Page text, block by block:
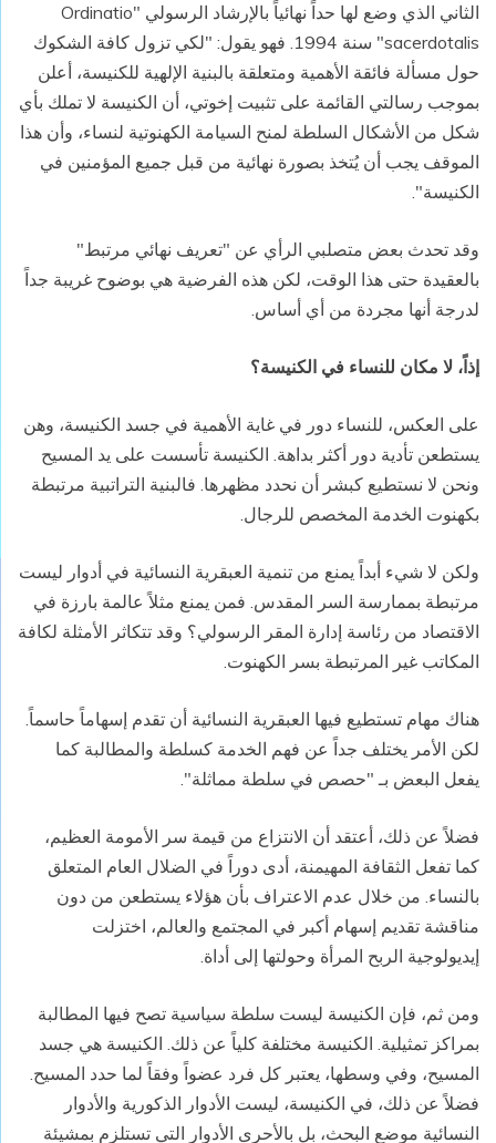
الثاني الذي وضع لها حداً نهائياً بالإرشاد الرسولي "Ordinatio
sacerdotalis
" سنة 1994. فهو يقول: "لكي تزول كافة الشكوك
حول مسألة فائقة الأهمية ومتعلقة بالبنية الإلهية للكنيسة، أعلن
بموجب رسالتي القائمة على تثبيت إخوتي، أن الكنيسة لا تملك بأي
شكل من الأشكال السلطة لمنح السيامة الكهنوتية لنساء، وأن هذا
الموقف يجب أن يُتخذ بصورة نهائية من قبل جميع المؤمنين في
الكنيسة".
وقد تحدث بعض متصلبي الرأي عن "تعريف نهائي مرتبط"
بالعقيدة حتى هذا الوقت، لكن هذه الفرضية هي بوضوح غريبة جداً
لدرجة أنها مجردة من أي أساس.
إذاً، لا مكان للنساء في الكنيسة؟
على العكس، للنساء دور في غاية الأهمية في جسد الكنيسة، وهن
يستطعن تأدية دور أكثر بداهة. الكنيسة تأسست على يد المسيح
ونحن لا نستطيع كبشر أن نحدد مظهرها. فالبنية التراتبية مرتبطة
بكهنوت الخدمة المخصص للرجال.
ولكن لا شيء أبداً يمنع من تنمية العبقرية النسائية في أدوار ليست
مرتبطة بممارسة السر المقدس. فمن يمنع مثلاً عالمة بارزة في
الاقتصاد من رئاسة إدارة المقر الرسولي؟ وقد تتكاثر الأمثلة لكافة
المكاتب غير المرتبطة بسر الكهنوت.
هناك مهام تستطيع فيها العبقرية النسائية أن تقدم إسهاماً حاسماً.
لكن الأمر يختلف جداً عن فهم الخدمة كسلطة والمطالبة كما
يفعل البعض بـ "حصص في سلطة مماثلة".
فضلاً عن ذلك، أعتقد أن الانتزاع من قيمة سر الأمومة العظيم،
كما تفعل الثقافة المهيمنة، أدى دوراً في الضلال العام المتعلق
بالنساء. من خلال عدم الاعتراف بأن هؤلاء يستطعن من دون
مناقشة تقديم إسهام أكبر في المجتمع والعالم، اختزلت
إيديولوجية الربح المرأة وحولتها إلى أداة.
ومن ثم، فإن الكنيسة ليست سلطة سياسية تصح فيها المطالبة
بمراكز تمثيلية. الكنيسة مختلفة كلياً عن ذلك. الكنيسة هي جسد
المسيح، وفي وسطها، يعتبر كل فرد عضواً وفقاً لما حدد المسيح.
فضلاً عن ذلك، في الكنيسة، ليست الأدوار الذكورية والأدوار
النسائية موضع البحث، بل بالأحرى الأدوار التي تستلزم بمشيئة